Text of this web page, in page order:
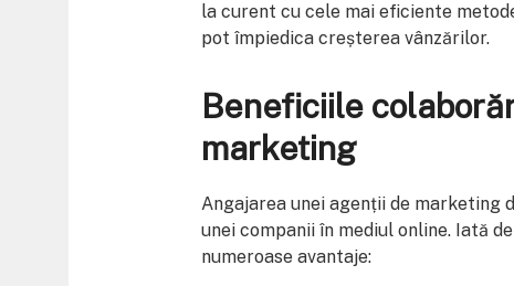
la curent cu cele mai eficiente
pot împiedica creșterea vânzărilor.
Beneficiile
marketing
Angajarea unei agenții de
unei companii în mediul online. Iată
numeroase avantaje: